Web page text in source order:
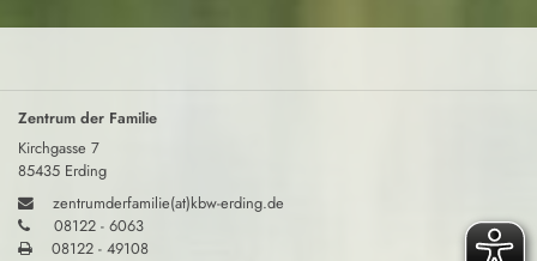
Zentrum der Familie
Kirchgasse 7
85435 Erding
zentrumderfamilie(at)kbw-erding.de
08122 - 6063
08122 - 49108